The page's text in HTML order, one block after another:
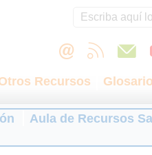
Recursos
Aula de Recursos